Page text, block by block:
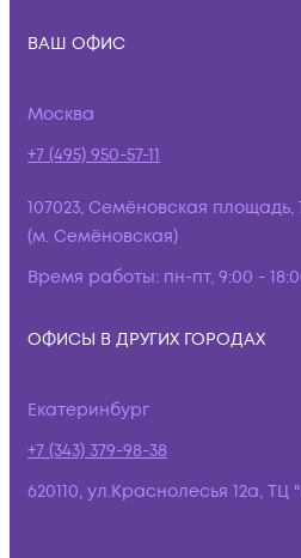
ВАШ ОФИС
Москва
+7 (495) 950-57-11
107023, Семёновская
(м. Семёновская)
Время работы: пн-пт, 9:00 -
ОФИСЫ В ДРУГИХ ГОРОДАХ
Екатеринбург
+7 (343) 379-98-38
620110, ул.Краснолесья 12а,